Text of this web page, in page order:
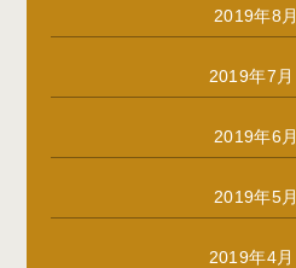
2019年8月
2019年7月
2019年6月
2019年5月
2019年4月